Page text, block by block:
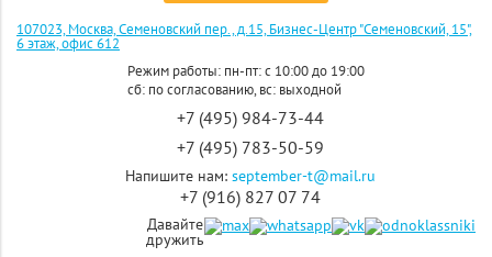
107023, Москва, Семеновский пер., д.15, Бизнес-Центр "Семеновский, 15",
6 этаж, офис 612
Режим работы: пн-пт: с 10:00 до 19:00
сб: по согласованию, вс: выходной
+7 (495) 984-73-44
+7 (495) 783-50-59
Напишите нам: september-t@mail.ru
+7 (916) 827 07 74
Давайте
дружить
КРУИЗЫ
ЭКСКУРСИОННЫЕ ТУРЫ